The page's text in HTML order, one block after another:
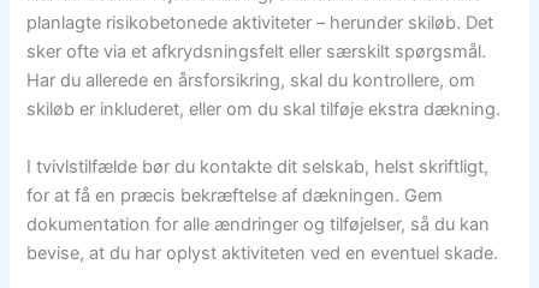
planlagte risikobetonede aktiviteter – herunder skiløb. Det
sker ofte via et afkrydsningsfelt eller særskilt spørgsmål.
Har du allerede en årsforsikring, skal du kontrollere, om
skiløb er inkluderet, eller om du skal tilføje ekstra dækning.
I tvivlstilfælde bør du kontakte dit selskab, helst skriftligt,
for at få en præcis bekræftelse af dækningen. Gem
dokumentation for alle ændringer og tilføjelser, så du kan
bevise, at du har oplyst aktiviteten ved en eventuel skade.